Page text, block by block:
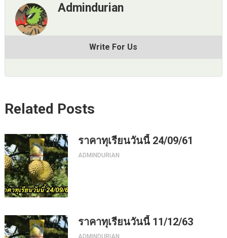
Admindurian
Write For Us
Related Posts
ราคาทุเรียนวันนี้ 24/09/61
ADMINDURIAN
ราคาทุเรียนวันนี้ 11/12/63
ADMINDURIAN